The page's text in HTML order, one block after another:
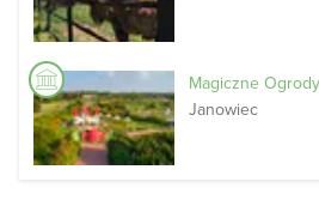
Magiczne Ogrody
Janowiec